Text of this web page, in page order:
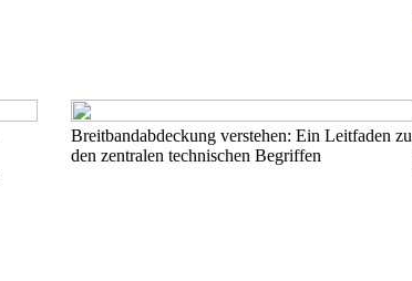
Breitbandabdeckung verstehen: Ein Leitfaden zu
den zentralen technischen Begriffen